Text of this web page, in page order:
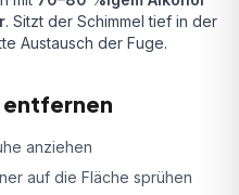
. Sitzt der Schimmel tief in der
Austausch der Fuge.
entfernen
anziehen
auf die Fläche sprühen